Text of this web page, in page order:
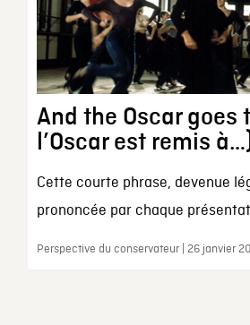
And the Oscar goes
l’Oscar est remis
Cette courte phrase, devenue
prononcée par chaque
Perspective du conservateur | 26 janvier